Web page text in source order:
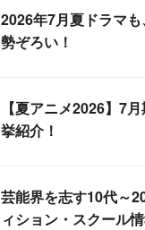
2026年7月夏ドラマ
勢ぞろい！
【夏アニメ2026】7
挙紹介！
芸能界を志す10代～
ィション・スクール